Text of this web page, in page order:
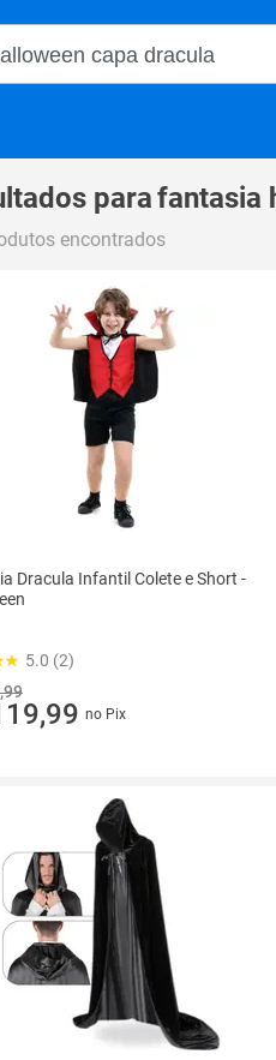
parafantasia
encontrados
Dracula Infantil Colete e Short -
5.0 (2)
no Pix